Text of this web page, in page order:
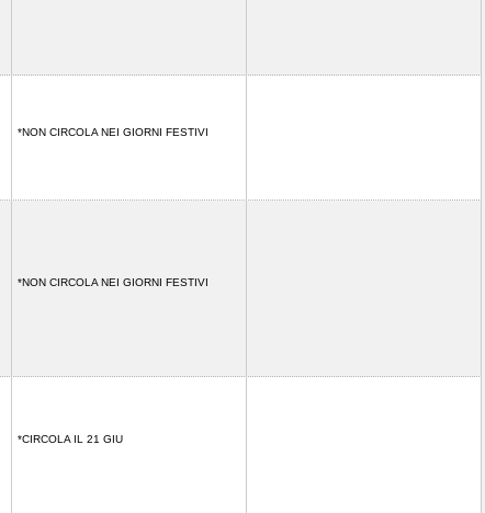
*NON CIRCOLA NEI GIORNI FESTIVI
*NON CIRCOLA NEI GIORNI FESTIVI
*CIRCOLA IL 21 GIU